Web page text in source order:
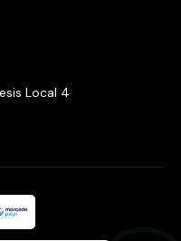
Local 4